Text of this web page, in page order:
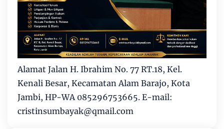
Alamat Jalan H. Ibrahim No. 77 RT.18, Kel.
Kenali Besar, Kecamatan Alam Barajo, Kota
Jambi, HP-WA 085296753665. E-mail:
cristinsumbayak@qmail.com